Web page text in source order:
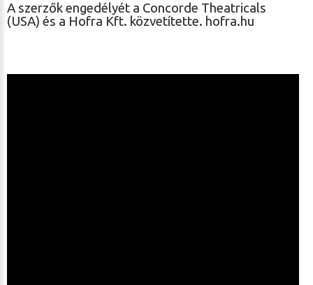
A szerzők engedélyét a Concorde Theatricals
(USA) és a Hofra Kft. közvetítette. hofra.hu